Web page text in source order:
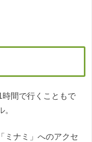
時間で行くこともで
ミナミ」へのアクセ